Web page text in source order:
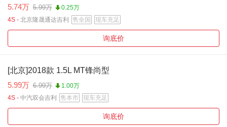
5.74万 5.99万
0.25万
4S - 北京隆晟通达吉利 售全国 现车充足
询底价
[北京]2018款 1.5L MT锋尚型
5.99万 6.99万
1.00万
4S - 中汽双会吉利 售本市 现车充足
询底价